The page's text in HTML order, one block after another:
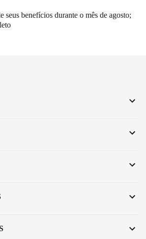
seus benefícios durante o mês de agosto;